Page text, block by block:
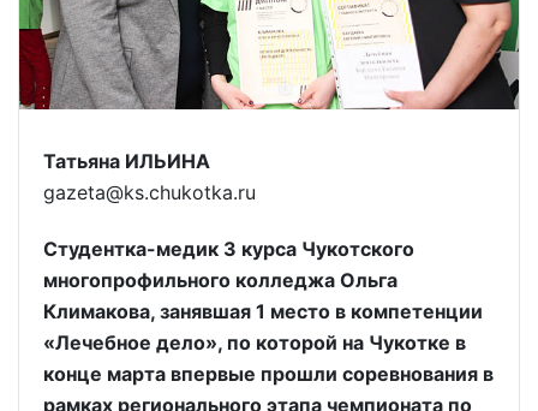
Татьяна ИЛЬИНА
gazeta@ks.chukotka.ru
Студентка-медик 3 курса Чукотского
многопрофильного колледжа Ольга
Климакова, занявшая 1 место в компетенции
«Лечебное дело», по которой на Чукотке в
конце марта впервые прошли соревнования в
рамках регионального этапа чемпионата по